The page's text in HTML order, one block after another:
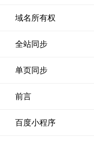
域名所有权
全站同步
单页同步
前言
百度小程序